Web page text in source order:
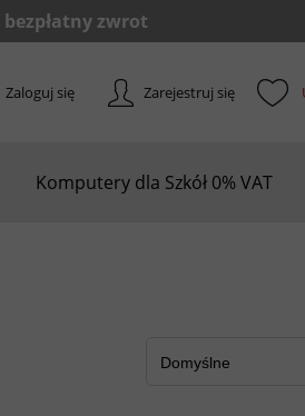
Zarejestruj się
Zaloguj się
Komputery dla Szkół 0% VAT